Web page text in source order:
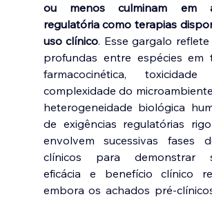
ou menos culminam em
regulatória como terapias
uso clínico. Esse gargalo reflete
profundas entre espécies em
farmacocinética, toxicidade
complexidade do
heterogeneidade biológica
de exigências regulatórias
envolvem sucessivas fases
clínicos para demonstrar
eficácia e benefício clínico
embora os achados pré-